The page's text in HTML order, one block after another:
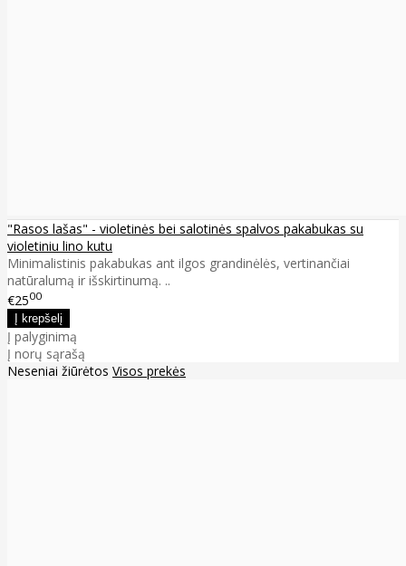
"Rasos lašas" - violetinės bei salotinės spalvos pakabukas su
violetiniu lino kutu
Minimalistinis pakabukas ant ilgos grandinėlės, vertinančiai
natūralumą ir išskirtinumą. ..
€2500
Į palyginimą
Į norų sąrašą
Neseniai žiūrėtos Visos prekės